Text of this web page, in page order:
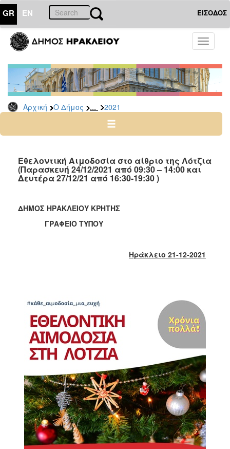
GR EN ΕΙΣΟΔΟΣ
Toggle
Αρχική Ο Δήμος ... 2021
ΔΗΜΟΣ
Δελτία
Τύπου
Αρχείο
2026
2024
2022
2021
2012
2011
2010
2006
ΤΟΠΟΣ
ΠΟΛΙΤΙΣΜΟΣ
Εθελοντική Αιμοδοσία στο αίθριο της Λότζια
(Παρασκευή 24/12/2021 από 09:30 – 14:00 και
Δευτέρα 27/12/21 από 16:30-19:30 )
ΔΗΜΟΣ ΗΡΑΚΛΕΙΟΥ ΚΡΗΤΗΣ
ΓΡΑΦΕΙΟ ΤΥΠΟΥ
Ηράκλειο 21-12-2021